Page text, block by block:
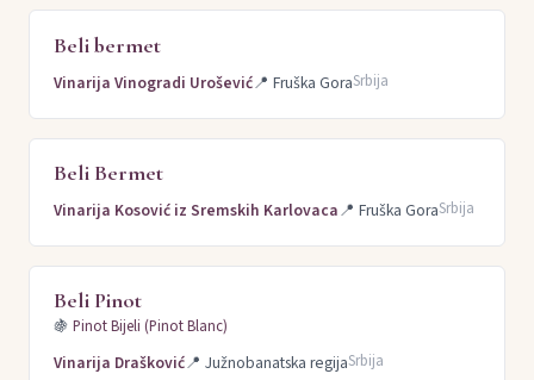
Beli bermet
Vinarija Vinogradi Urošević📍 Fruška GoraSrbija
Beli Bermet
Vinarija Kosović iz Sremskih Karlovaca📍 Fruška GoraSrbija
Beli Pinot
🍇 Pinot Bijeli (Pinot Blanc)
Vinarija Drašković📍 Južnobanatska regijaSrbija